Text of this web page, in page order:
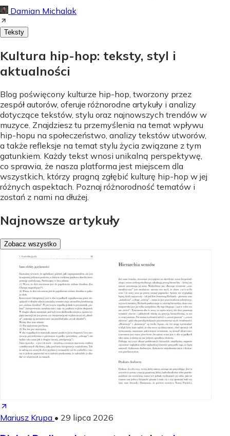
Damian Michalak
Teksty
Kultura hip-hop: teksty, styl i
aktualności
Blog poświęcony kulturze hip-hop, tworzony przez
zespół autorów, oferuje różnorodne artykuły i analizy
dotyczące tekstów, stylu oraz najnowszych trendów w
muzyce. Znajdziesz tu przemyślenia na temat wpływu
hip-hopu na społeczeństwo, analizy tekstów utworów,
a także refleksje na temat stylu życia związane z tym
gatunkiem. Każdy tekst wnosi unikalną perspektywę,
co sprawia, że nasza platforma jest miejscem dla
wszystkich, którzy pragną zgłębić kulturę hip-hop w jej
różnych aspektach. Poznaj różnorodność tematów i
zostań z nami na dłużej.
Najnowsze artykuły
Zobacz wszystko
Mariusz Krupa • 29 lipca 2026